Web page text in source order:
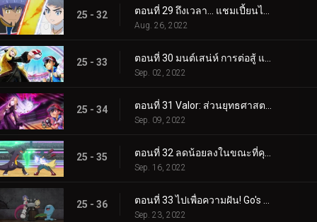
25 - 32
Aug. 26, 2022
25 - 33
Sep. 02, 2022
25 - 34
Sep. 09, 2022
25 - 35
Sep. 16, 2022
25 - 36
Sep. 23, 2022